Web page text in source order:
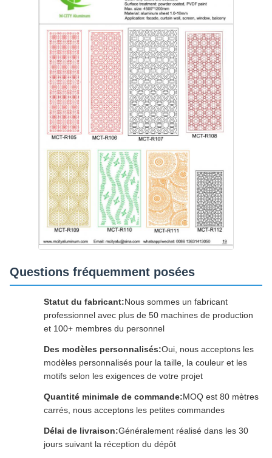
Questions fréquemment posées
Statut du fabricant:Nous sommes un fabricant
professionnel avec plus de 50 machines de production
et 100+ membres du personnel
Des modèles personnalisés:Oui, nous acceptons les
modèles personnalisés pour la taille, la couleur et les
motifs selon les exigences de votre projet
Quantité minimale de commande:MOQ est 80 mètres
carrés, nous acceptons les petites commandes
Délai de livraison:Généralement réalisé dans les 30
jours suivant la réception du dépôt